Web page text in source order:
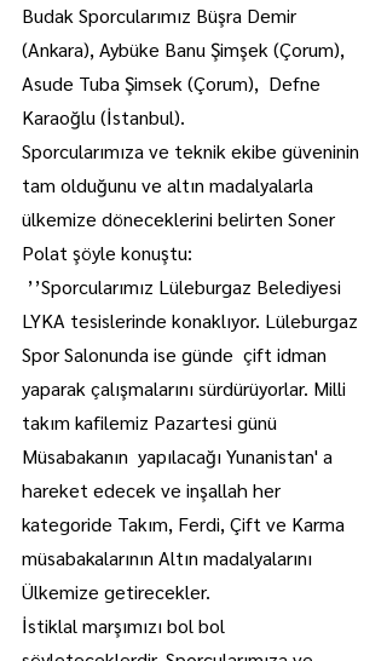
Budak Sporcularımız Büşra Demir
(Ankara), Aybüke Banu Şimşek (Çorum),
Asude Tuba Şimsek (Çorum),  Defne
Karaoğlu (İstanbul).
Sporcularımıza ve teknik ekibe güveninin
tam olduğunu ve altın madalyalarla
ülkemize döneceklerini belirten Soner
Polat şöyle konuştu:
’’Sporcularımız Lüleburgaz Belediyesi
LYKA tesislerinde konaklıyor. Lüleburgaz
Spor Salonunda ise günde  çift idman
yaparak çalışmalarını sürdürüyorlar. Milli
takım kafilemiz Pazartesi günü
Müsabakanın  yapılacağı Yunanistan' a
hareket edecek ve inşallah her
kategoride Takım, Ferdi, Çift ve Karma
müsabakalarının Altın madalyalarını
Ülkemize getirecekler.
İstiklal marşımızı bol bol